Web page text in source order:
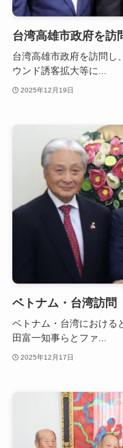
台湾高雄市政府を訪
台湾高雄市政府を訪問し
ウンド誘客拡大等に...
2025年12月19日
ベトナム・台湾訪問
ベトナム・台湾における
田富一知事らとファ...
2025年12月17日